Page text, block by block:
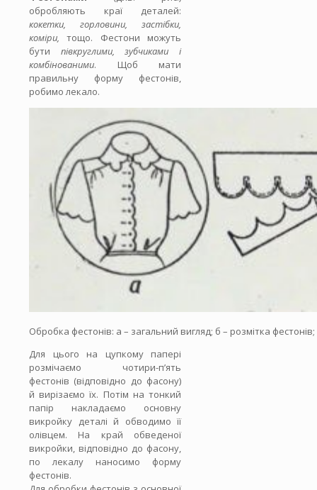
обробляють краї деталей:
кокетки, горловини, застібки,
коміри, тощо. Фестони можуть
бути півкруглими, зубчиками і
комбінованими. Щоб мати
правильну форму фестонів,
робимо лекало.
Обробка фестонів: а – загальний вигляд; б – розмітка
Для цього на цупкому папері
розмічаємо чотири-п’ять
фестонів (відповідно до фасону)
й вирізаємо їх. Потім на тонкий
папір накладаємо основну
викройку деталі й обводимо її
олівцем. На край обведеної
викройки, відповідно до фасону,
по лекалу наносимо форму
фестонів.